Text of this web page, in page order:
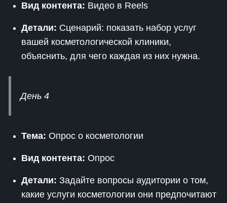
Вид контента: Видео в Reels
Детали: Сценарий: показать набор услуг
вашей косметологической клиники,
объяснить, для чего каждая из них нужна.
День 4
Тема: Опрос о косметологии
Вид контента: Опрос
Детали: Задайте вопросы аудитории о том,
какие услуги косметологии они предпочитают